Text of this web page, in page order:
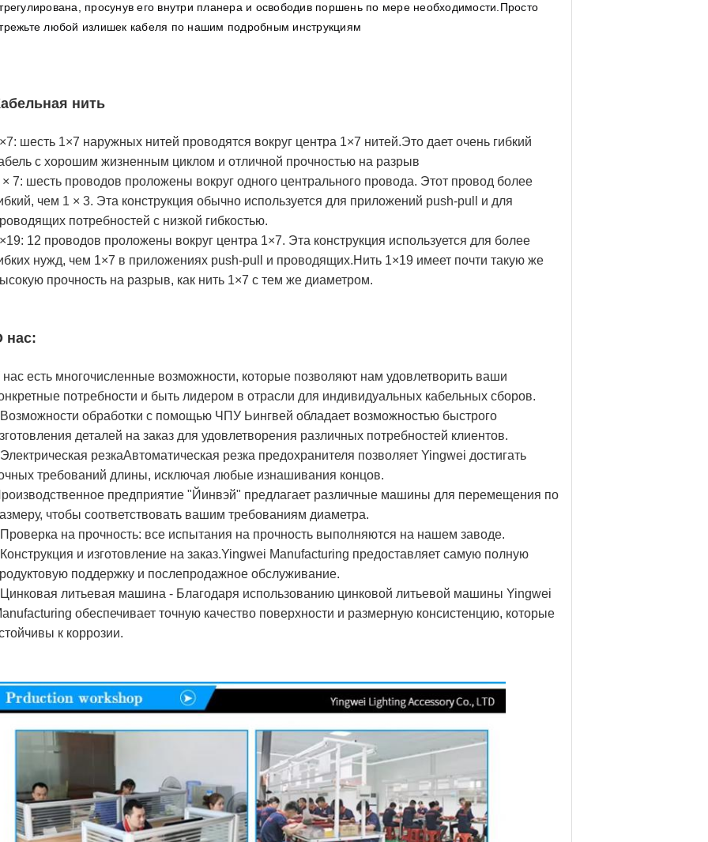
просунув его внутри планера и освободив поршень по мере необходимости.Просто
любой излишек кабеля по нашим подробным инструкциям
нить
шесть 1×7 наружных нитей проводятся вокруг центра 1×7 нитей.Это дает очень гибкий
с хорошим жизненным циклом и отличной прочностью на разрыв
× 7: шесть проводов проложены вокруг одного центрального провода. Этот провод более
чем 1 × 3. Эта конструкция обычно используется для приложений push-pull и для
потребностей с низкой гибкостью.
12 проводов проложены вокруг центра 1×7. Эта конструкция используется для более
нужд, чем 1×7 в приложениях push-pull и проводящих.Нить 1×19 имеет почти такую же
прочность на разрыв, как нить 1×7 с тем же диаметром.
нас:
нас есть многочисленные возможности, которые позволяют нам удовлетворить ваши
потребности и быть лидером в отрасли для индивидуальных кабельных сборов.
обработки с помощью ЧПУ Ьингвей обладает возможностью быстрого
деталей на заказ для удовлетворения различных потребностей клиентов.
резкаАвтоматическая резка предохранителя позволяет Yingwei достигать
требований длины, исключая любые изнашивания концов.
предприятие "Йинвэй" предлагает различные машины для перемещения по
чтобы соответствовать вашим требованиям диаметра.
на прочность: все испытания на прочность выполняются на нашем заводе.
и изготовление на заказ.Yingwei Manufacturing предоставляет самую полную
поддержку и послепродажное обслуживание.
литьевая машина - Благодаря использованию цинковой литьевой машины Yingwei
обеспечивает точную качество поверхности и размерную консистенцию, которые
к коррозии.